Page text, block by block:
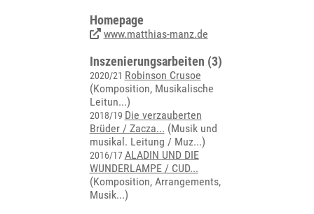
Homepage
www.matthias-manz.de
Inszenierungsarbeiten (3)
2020/21 Robinson Crusoe
(Komposition, Musikalische
Leitun...)
2018/19 Die verzauberten
Brüder / Zacza... (Musik und
musikal. Leitung / Muz...)
2016/17ALADIN UND DIE
WUNDERLAMPE / CUD...
(Komposition, Arrangements,
Musik...)